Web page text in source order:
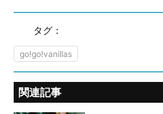
タグ：
go!go!vanillas
関連記事